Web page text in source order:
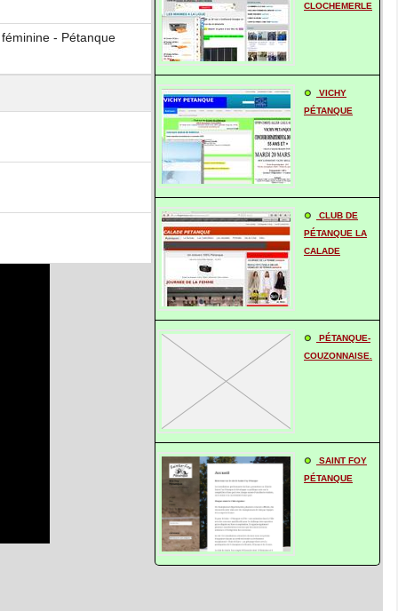
- Pétanque
CLOCHEMERLE
VICHY
PÉTANQUE
CLUB DE
PÉTANQUE LA
CALADE
PÉTANQUE-
COUZONNAISE.
SAINT FOY
PÉTANQUE